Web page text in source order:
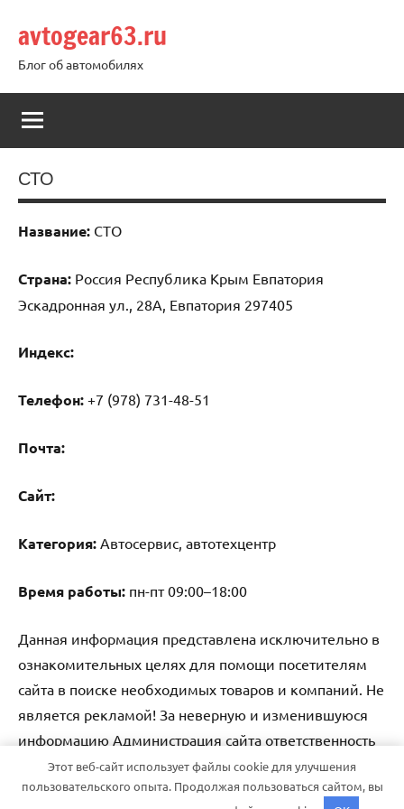
содержимому
avtogear63.ru
Блог об автомобилях
СТО
Название: СТО
Страна: Россия Республика Крым Евпатория
Эскадронная ул., 28А, Евпатория 297405
Индекс:
Телефон: +7 (978) 731-48-51
Почта:
Cайт:
Категория: Автосервис, автотехцентр
Время работы: пн-пт 09:00–18:00
Данная информация представлена исключительно в
ознакомительных целях для помощи посетителям
сайта в поиске необходимых товаров и компаний. Не
является рекламой! За неверную и изменившуюся
информацию Администрация сайта ответственность
не несет.
Этот веб-сайт использует файлы cookie для улучшения
пользовательского опыта. Продолжая пользоваться сайтом, вы